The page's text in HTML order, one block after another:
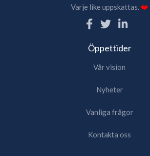
Varje like uppskattas.❤️
Öppettider
Vår vision
Nyheter
Vanliga frågor
Kontakta oss